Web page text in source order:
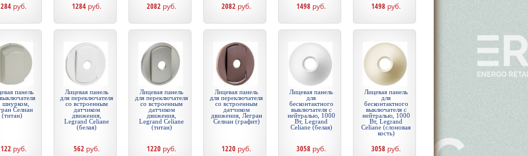
руб. 1284 руб. 2082 руб. 2082 руб. 1498 руб. 1498 руб.
панель
шнурком,
Селиан
(титан)
руб.
Лицевая панель
для переключателя
со встроенным
датчиком
движения,
Legrand Celiane
(белая)
562 руб.
Лицевая панель
для переключателя
со встроенным
датчиком
движения,
Legrand Celiane
(титан)
1220 руб.
Лицевая панель
для переключателя
со встроенным
датчиком
движения, Легран
Селиан (графит)
1220 руб.
Лицевая панель
для
бесконтактного
выключателя с
нейтралью, 1000
Вт, Legrand
Celiane (белая)
3058 руб.
Лицевая панель
для
бесконтактного
выключателя с
нейтралью, 1000
Вт, Legrand
Celiane (слоновая
кость)
3058 руб.